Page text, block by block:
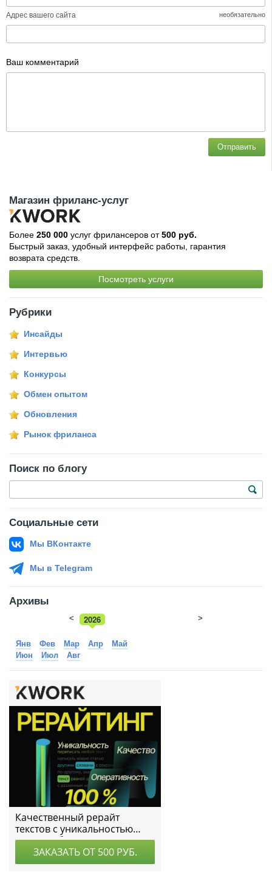
Адрес вашего сайта необязательно
Ваш комментарий
Отправить
Магазин фриланс-услуг
Более 250 000 услуг фрилансеров от500 руб.
Быстрый заказ, удобный интерфейс работы, гарантия
возврата средств.
Посмотреть услуги
Рубрики
Инсайды
Интервью
Конкурсы
Обмен опытом
Обновления
Рынок фриланса
Поиск по блогу
Социальные сети
Мы ВКонтакте
Мы в Telegram
Архивы
2026
2025
< >
Янв Фев Мар Апр
Май
Июн
Июл Авг